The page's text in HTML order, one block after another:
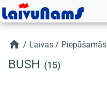
home / Laivas / Piepūšamās
BUSH (15)